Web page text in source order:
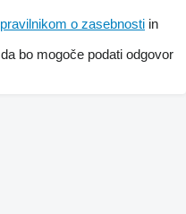
pravilnikom o zasebnosti in
bo mogoče podati odgovor